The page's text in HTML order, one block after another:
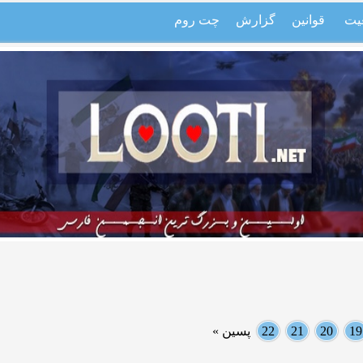
قوانین گزارش چت روم
19
20
21
22 پسین »